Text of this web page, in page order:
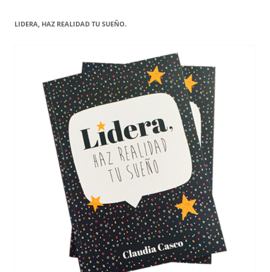
LIDERA, HAZ REALIDAD TU SUEÑO.